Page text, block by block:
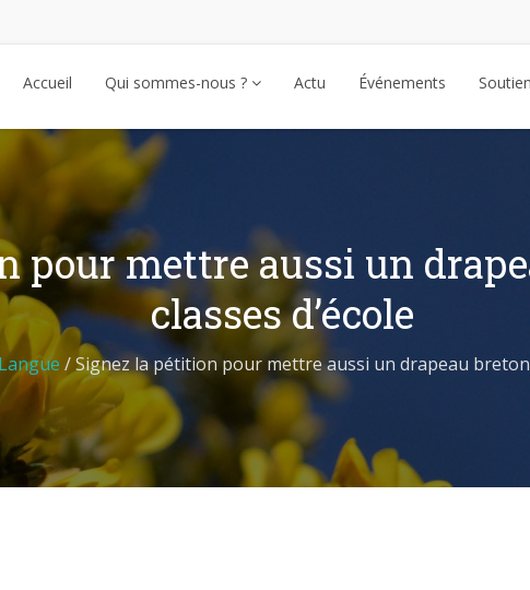
Accueil Qui sommes-nous ? Actu Événements Soutien
pour mettre aussi un
classes d’école
/Signez la pétition pour mettre aussi un drapeau breton